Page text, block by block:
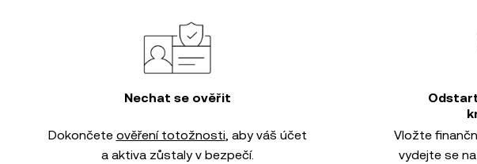
Nechat se ověřit
Dokončete ověření totožnosti, aby váš účet
a aktiva zůstaly v bezpečí.
Vložte
vydejte se